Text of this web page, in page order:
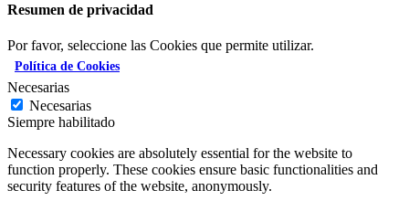
Resumen de privacidad
Por favor, seleccione las Cookies que permite utilizar.
Política de Cookies
Necesarias
Necesarias
Siempre habilitado
Necessary cookies are absolutely essential for the website to
function properly. These cookies ensure basic functionalities and
security features of the website, anonymously.